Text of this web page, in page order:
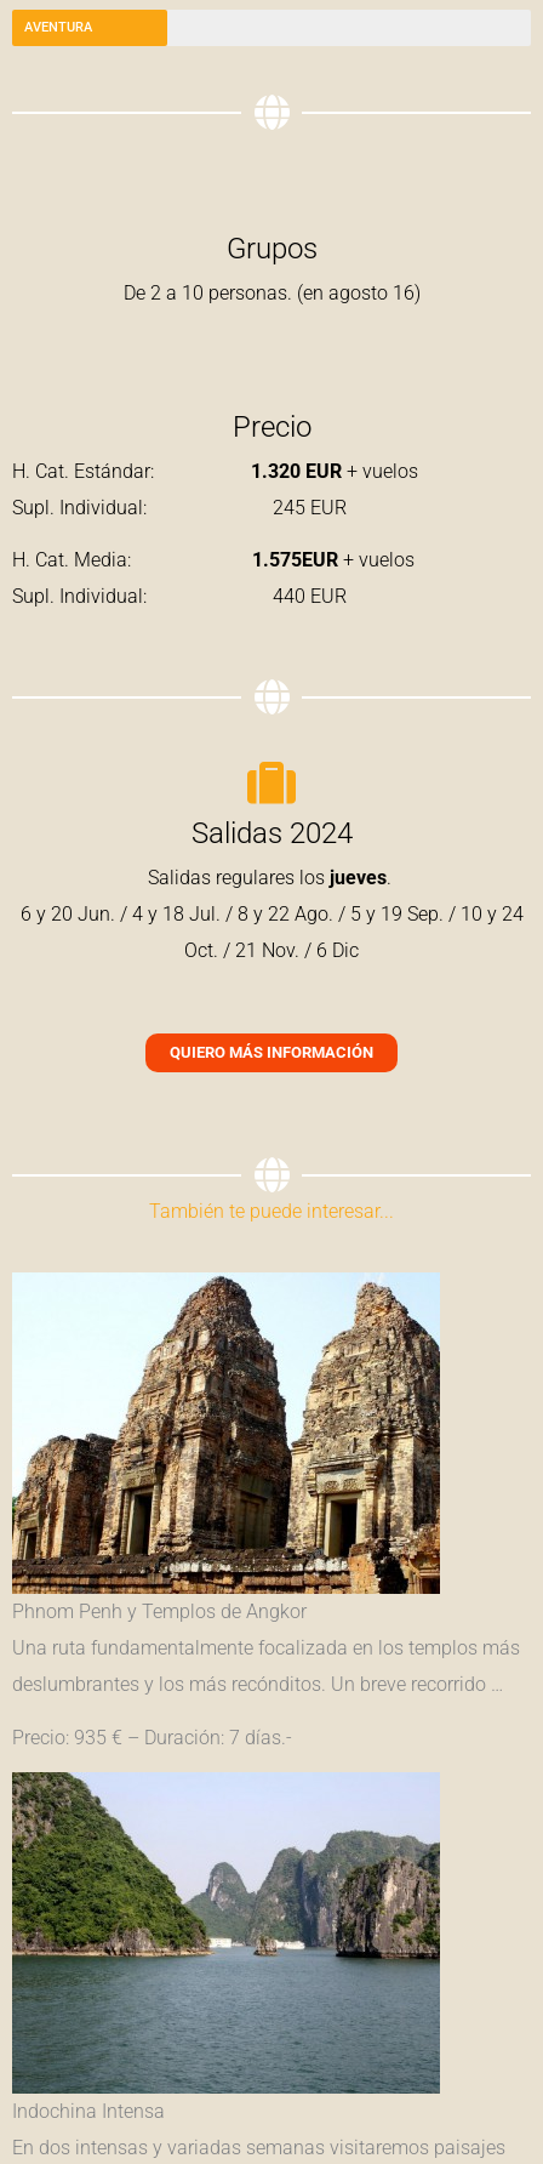
AVENTURA
Grupos
De 2 a 10 personas. (en agosto 16)
Precio
H. Cat. Estándar: 1.320 EUR + vuelos
Supl. Individual: 245 EUR
H. Cat. Media: 1.575EUR + vuelos
Supl. Individual: 440 EUR
Salidas 2024
Salidas regulares los jueves.
6 y 20 Jun. / 4 y 18 Jul. / 8 y 22 Ago. / 5 y 19 Sep. / 10 y 24
Oct. / 21 Nov. / 6 Dic
QUIERO MÁS INFORMACIÓN
También te puede interesar...
Phnom Penh y Templos de Angkor
Una ruta fundamentalmente focalizada en los templos más
deslumbrantes y los más recónditos. Un breve recorrido …
Precio: 935 € – Duración: 7 días.-
Indochina Intensa
En dos intensas y variadas semanas visitaremos paisajes